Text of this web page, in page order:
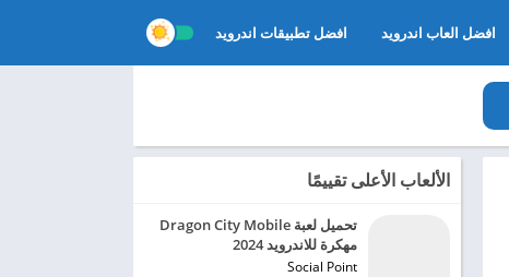
افضل العاب اندرويد افضل تطبيقات اندرويد
الألعاب الأعلى تقييمًا
تحميل لعبة Dragon City Mobile
مهكرة للاندرويد 2024
Social Point‏